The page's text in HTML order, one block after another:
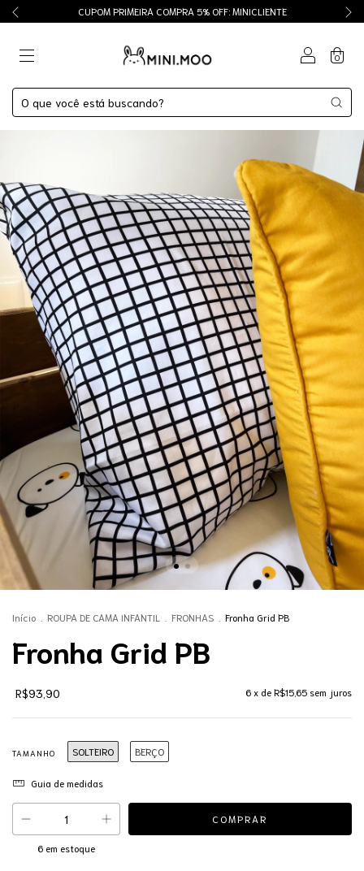
CUPOM PRIMEIRA COMPRA 5% OFF: MINICLIENTE
0
Início ROUPA DE CAMA INFANTIL FRONHAS Fronha Grid PB
Fronha Grid PB
R$93,90 6 x de R$15,65 sem juros
TAMANHO SOLTEIRO BERÇO
Guia de medidas
6em estoque